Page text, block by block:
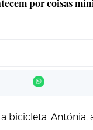
por coisas
bicicleta.